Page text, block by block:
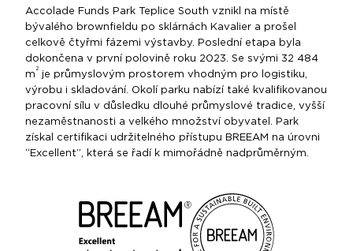
Accolade Funds Park Teplice South vznikl na místě
bývalého brownfieldu po sklárnách Kavalier a prošel
celkově čtyřmi fázemi výstavby. Poslední etapa byla
dokončena v první polovině roku 2023. Se svými 32 484
m
2
je průmyslovým prostorem vhodným pro logistiku,
výrobu i skladování. Okolí parku nabízí také kvalifikovanou
pracovní sílu v důsledku dlouhé průmyslové tradice, vyšší
nezaměstnanosti a velkého množství obyvatel. Park
získal certifikaci udržitelného přístupu BREEAM na úrovni
“Excellent”, která se řadí k mimořádně nadprůměrným.